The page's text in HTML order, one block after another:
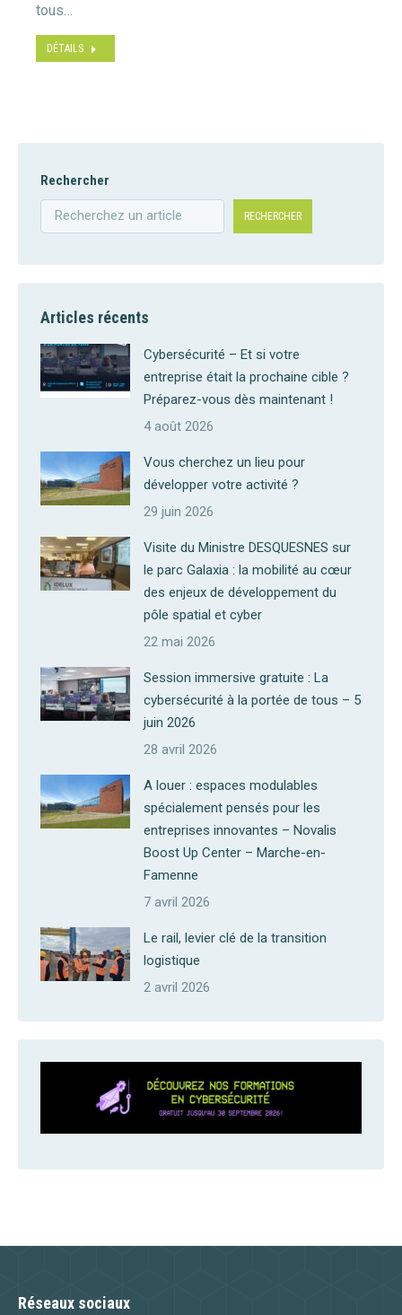
tous…
DÉTAILS
Rechercher
RECHERCHER
Articles récents
Cybersécurité – Et si votre
entreprise était la prochaine cible ?
Préparez-vous dès maintenant !
4 août 2026
Vous cherchez un lieu pour
développer votre activité ?
29 juin 2026
Visite du Ministre DESQUESNES sur
le parc Galaxia : la mobilité au cœur
des enjeux de développement du
pôle spatial et cyber
22 mai 2026
Session immersive gratuite : La
cybersécurité à la portée de tous – 5
juin 2026
28 avril 2026
A louer : espaces modulables
spécialement pensés pour les
entreprises innovantes – Novalis
Boost Up Center – Marche-en-
Famenne
7 avril 2026
Le rail, levier clé de la transition
logistique
2 avril 2026
Réseaux sociaux